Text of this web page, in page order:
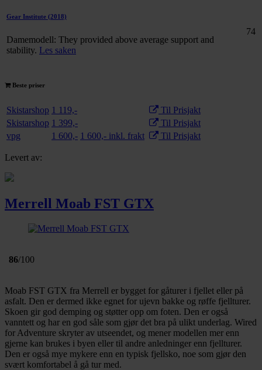
Gear Institute (2018)
Damemodell: They provided above average support and
stability. Les saken
74
Beste priser
Skistarshop 1 119,-
Til Prisjakt
Skistarshop 1 399,-
Til Prisjakt
vpg
1 600,- 1 600,- inkl. frakt Til Prisjakt
Levert av:
Merrell Moab FST GTX
86/100
Moab FST GTX fra Merrell er bygget for gåturer i fjellet eller på
asfalt. Den er dermed ikke egnet for ujevn bakke og røffe fjellturer.
Skoen gir god demping og støtter opp om foten. Den er også
vanntett og har en god såle som gjør det bra på ulikt underlag. Wired
for Adventure skryter av utseendet, og mener modellen mer enn
gjerne kan brukes i byen eller til andre anledninger enn fjellturer.
Den er også mye mykere enn en typisk fjellsko, noe som gjør den
svært komfortabel å gå tur med.